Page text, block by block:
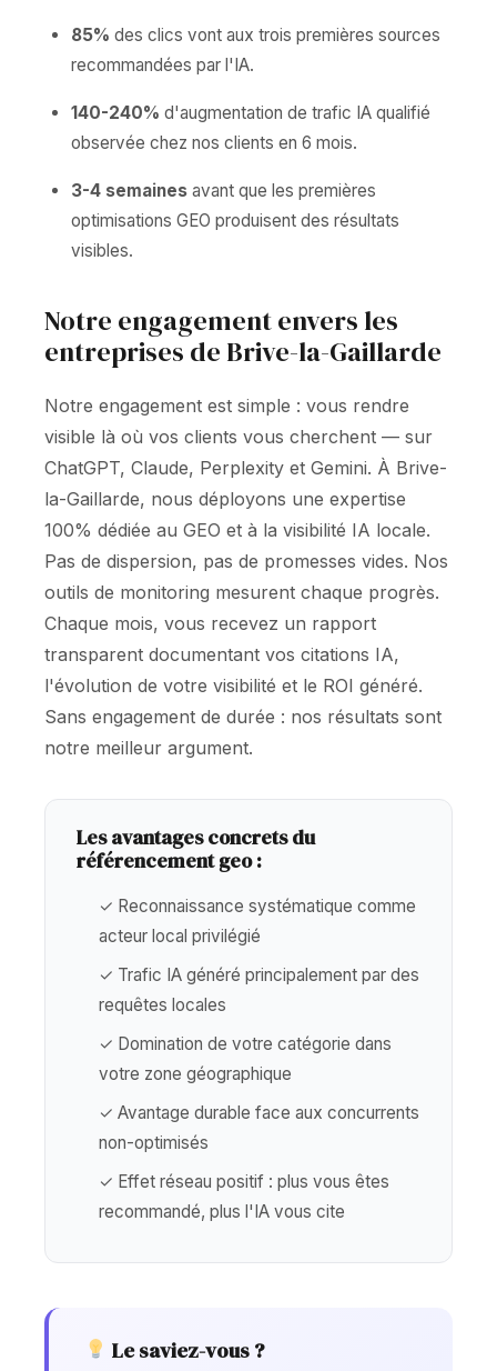
85% des clics vont aux trois premières sources
recommandées par l'IA.
140-240% d'augmentation de trafic IA qualifié
observée chez nos clients en 6 mois.
3-4 semaines avant que les premières
optimisations GEO produisent des résultats
visibles.
Notre engagement envers les
entreprises de Brive-la-Gaillarde
Notre engagement est simple : vous rendre
visible là où vos clients vous cherchent — sur
ChatGPT, Claude, Perplexity et Gemini. À Brive-
la-Gaillarde, nous déployons une expertise
100% dédiée au GEO et à la visibilité IA locale.
Pas de dispersion, pas de promesses vides. Nos
outils de monitoring mesurent chaque progrès.
Chaque mois, vous recevez un rapport
transparent documentant vos citations IA,
l'évolution de votre visibilité et le ROI généré.
Sans engagement de durée : nos résultats sont
notre meilleur argument.
Les avantages concrets du
référencement geo :
✓ Reconnaissance systématique comme
acteur local privilégié
✓ Trafic IA généré principalement par des
requêtes locales
✓ Domination de votre catégorie dans
votre zone géographique
✓ Avantage durable face aux concurrents
non-optimisés
✓ Effet réseau positif : plus vous êtes
recommandé, plus l'IA vous cite
Le saviez-vous ?